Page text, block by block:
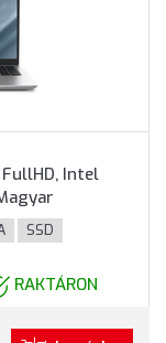
FullHD, Intel
SSD
RAKTÁRON